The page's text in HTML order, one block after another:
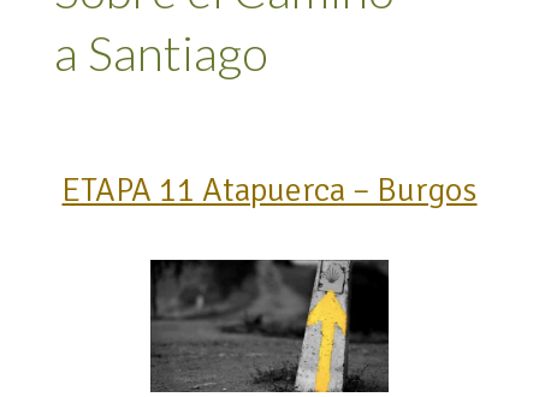
a Santiago
ETAPA 11 Atapuerca – Burgos